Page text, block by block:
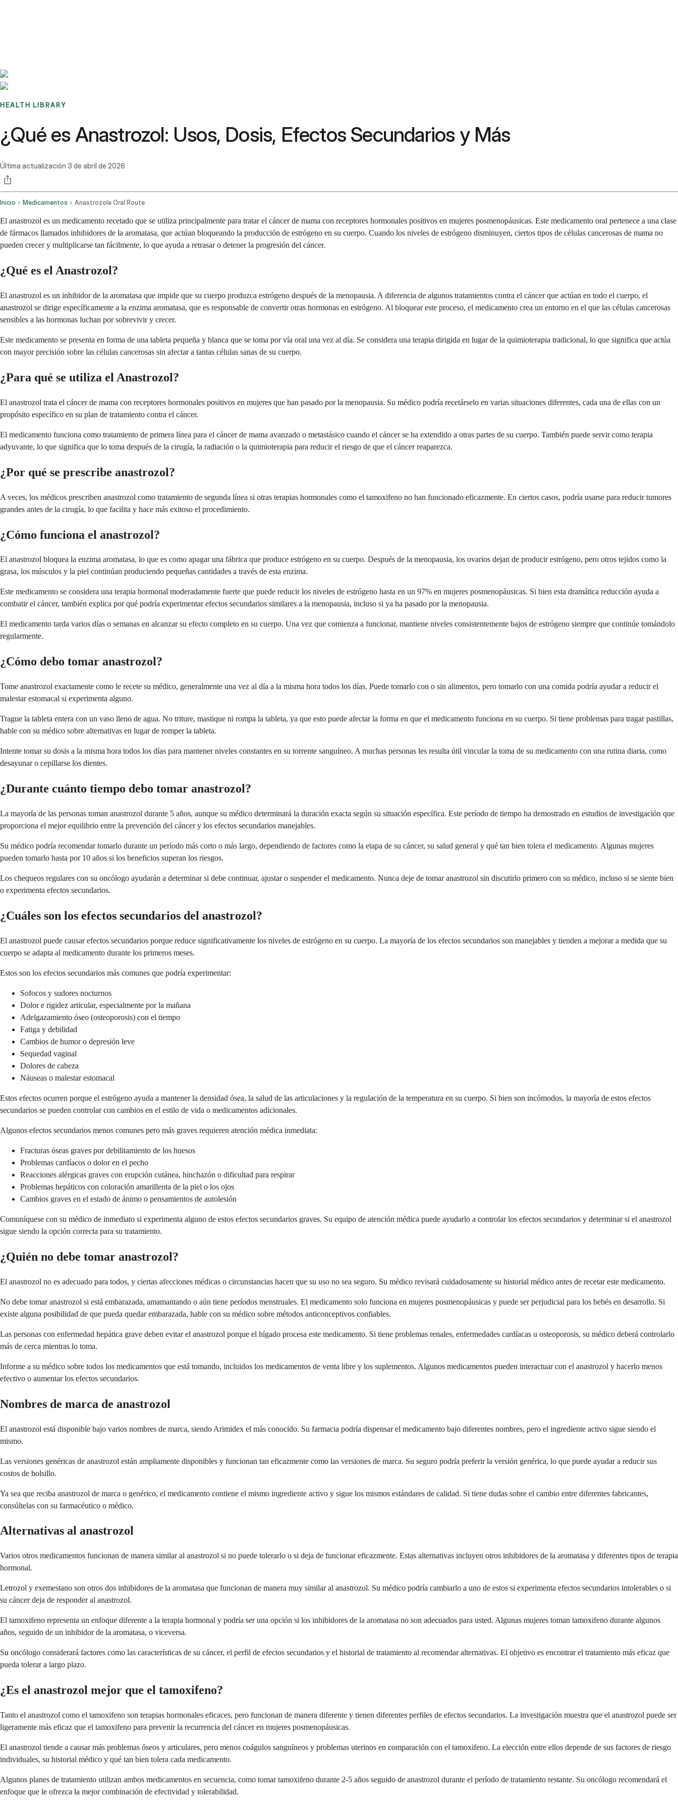
HEALTH LIBRARY
¿Qué es Anastrozol: Usos, Dosis, Efectos Secundarios y Más
Última actualización 3 de abril de 2026
Inicio Medicamentos Anastrozole Oral Route
El anastrozol es un medicamento recetado que se utiliza principalmente para tratar el cáncer de mama con receptores hormonales positivos en mujeres posmenopáusicas. Este medicamento oral pertenece a una clase
de fármacos llamados inhibidores de la aromatasa, que actúan bloqueando la producción de estrógeno en su cuerpo. Cuando los niveles de estrógeno disminuyen, ciertos tipos de células cancerosas de mama no
pueden crecer y multiplicarse tan fácilmente, lo que ayuda a retrasar o detener la progresión del cáncer.
¿Qué es el Anastrozol?
El anastrozol es un inhibidor de la aromatasa que impide que su cuerpo produzca estrógeno después de la menopausia. A diferencia de algunos tratamientos contra el cáncer que actúan en todo el cuerpo, el
anastrozol se dirige específicamente a la enzima aromatasa, que es responsable de convertir otras hormonas en estrógeno. Al bloquear este proceso, el medicamento crea un entorno en el que las células cancerosas
sensibles a las hormonas luchan por sobrevivir y crecer.
Este medicamento se presenta en forma de una tableta pequeña y blanca que se toma por vía oral una vez al día. Se considera una terapia dirigida en lugar de la quimioterapia tradicional, lo que significa que actúa
con mayor precisión sobre las células cancerosas sin afectar a tantas células sanas de su cuerpo.
¿Para qué se utiliza el Anastrozol?
El anastrozol trata el cáncer de mama con receptores hormonales positivos en mujeres que han pasado por la menopausia. Su médico podría recetárselo en varias situaciones diferentes, cada una de ellas con un
propósito específico en su plan de tratamiento contra el cáncer.
El medicamento funciona como tratamiento de primera línea para el cáncer de mama avanzado o metastásico cuando el cáncer se ha extendido a otras partes de su cuerpo. También puede servir como terapia
adyuvante, lo que significa que lo toma después de la cirugía, la radiación o la quimioterapia para reducir el riesgo de que el cáncer reaparezca.
¿Por qué se prescribe anastrozol?
A veces, los médicos prescriben anastrozol como tratamiento de segunda línea si otras terapias hormonales como el tamoxifeno no han funcionado eficazmente. En ciertos casos, podría usarse para reducir tumores
grandes antes de la cirugía, lo que facilita y hace más exitoso el procedimiento.
¿Cómo funciona el anastrozol?
El anastrozol bloquea la enzima aromatasa, lo que es como apagar una fábrica que produce estrógeno en su cuerpo. Después de la menopausia, los ovarios dejan de producir estrógeno, pero otros tejidos como la
grasa, los músculos y la piel continúan produciendo pequeñas cantidades a través de esta enzima.
Este medicamento se considera una terapia hormonal moderadamente fuerte que puede reducir los niveles de estrógeno hasta en un 97% en mujeres posmenopáusicas. Si bien esta dramática reducción ayuda a
combatir el cáncer, también explica por qué podría experimentar efectos secundarios similares a la menopausia, incluso si ya ha pasado por la menopausia.
El medicamento tarda varios días o semanas en alcanzar su efecto completo en su cuerpo. Una vez que comienza a funcionar, mantiene niveles consistentemente bajos de estrógeno siempre que continúe tomándolo
regularmente.
¿Cómo debo tomar anastrozol?
Tome anastrozol exactamente como le recete su médico, generalmente una vez al día a la misma hora todos los días. Puede tomarlo con o sin alimentos, pero tomarlo con una comida podría ayudar a reducir el
malestar estomacal si experimenta alguno.
Trague la tableta entera con un vaso lleno de agua. No triture, mastique ni rompa la tableta, ya que esto puede afectar la forma en que el medicamento funciona en su cuerpo. Si tiene problemas para tragar pastillas,
hable con su médico sobre alternativas en lugar de romper la tableta.
Intente tomar su dosis a la misma hora todos los días para mantener niveles constantes en su torrente sanguíneo. A muchas personas les resulta útil vincular la toma de su medicamento con una rutina diaria, como
desayunar o cepillarse los dientes.
¿Durante cuánto tiempo debo tomar anastrozol?
La mayoría de las personas toman anastrozol durante 5 años, aunque su médico determinará la duración exacta según su situación específica. Este período de tiempo ha demostrado en estudios de investigación que
proporciona el mejor equilibrio entre la prevención del cáncer y los efectos secundarios manejables.
Su médico podría recomendar tomarlo durante un período más corto o más largo, dependiendo de factores como la etapa de su cáncer, su salud general y qué tan bien tolera el medicamento. Algunas mujeres
pueden tomarlo hasta por 10 años si los beneficios superan los riesgos.
Los chequeos regulares con su oncólogo ayudarán a determinar si debe continuar, ajustar o suspender el medicamento. Nunca deje de tomar anastrozol sin discutirlo primero con su médico, incluso si se siente bien
o experimenta efectos secundarios.
¿Cuáles son los efectos secundarios del anastrozol?
El anastrozol puede causar efectos secundarios porque reduce significativamente los niveles de estrógeno en su cuerpo. La mayoría de los efectos secundarios son manejables y tienden a mejorar a medida que su
cuerpo se adapta al medicamento durante los primeros meses.
Estos son los efectos secundarios más comunes que podría experimentar:
Sofocos y sudores nocturnos
Dolor e rigidez articular, especialmente por la mañana
Adelgazamiento óseo (osteoporosis) con el tiempo
Fatiga y debilidad
Cambios de humor o depresión leve
Sequedad vaginal
Dolores de cabeza
Náuseas o malestar estomacal
Estos efectos ocurren porque el estrógeno ayuda a mantener la densidad ósea, la salud de las articulaciones y la regulación de la temperatura en su cuerpo. Si bien son incómodos, la mayoría de estos efectos
secundarios se pueden controlar con cambios en el estilo de vida o medicamentos adicionales.
Algunos efectos secundarios menos comunes pero más graves requieren atención médica inmediata:
Fracturas óseas graves por debilitamiento de los huesos
Problemas cardíacos o dolor en el pecho
Reacciones alérgicas graves con erupción cutánea, hinchazón o dificultad para respirar
Problemas hepáticos con coloración amarillenta de la piel o los ojos
Cambios graves en el estado de ánimo o pensamientos de autolesión
Comuníquese con su médico de inmediato si experimenta alguno de estos efectos secundarios graves. Su equipo de atención médica puede ayudarlo a controlar los efectos secundarios y determinar si el anastrozol
sigue siendo la opción correcta para su tratamiento.
¿Quién no debe tomar anastrozol?
El anastrozol no es adecuado para todos, y ciertas afecciones médicas o circunstancias hacen que su uso no sea seguro. Su médico revisará cuidadosamente su historial médico antes de recetar este medicamento.
No debe tomar anastrozol si está embarazada, amamantando o aún tiene períodos menstruales. El medicamento solo funciona en mujeres posmenopáusicas y puede ser perjudicial para los bebés en desarrollo. Si
existe alguna posibilidad de que pueda quedar embarazada, hable con su médico sobre métodos anticonceptivos confiables.
Las personas con enfermedad hepática grave deben evitar el anastrozol porque el hígado procesa este medicamento. Si tiene problemas renales, enfermedades cardíacas u osteoporosis, su médico deberá controlarlo
más de cerca mientras lo toma.
Informe a su médico sobre todos los medicamentos que está tomando, incluidos los medicamentos de venta libre y los suplementos. Algunos medicamentos pueden interactuar con el anastrozol y hacerlo menos
efectivo o aumentar los efectos secundarios.
Nombres de marca de anastrozol
El anastrozol está disponible bajo varios nombres de marca, siendo Arimidex el más conocido. Su farmacia podría dispensar el medicamento bajo diferentes nombres, pero el ingrediente activo sigue siendo el
mismo.
Las versiones genéricas de anastrozol están ampliamente disponibles y funcionan tan eficazmente como las versiones de marca. Su seguro podría preferir la versión genérica, lo que puede ayudar a reducir sus
costos de bolsillo.
Ya sea que reciba anastrozol de marca o genérico, el medicamento contiene el mismo ingrediente activo y sigue los mismos estándares de calidad. Si tiene dudas sobre el cambio entre diferentes fabricantes,
consúltelas con su farmacéutico o médico.
Alternativas al anastrozol
Varios otros medicamentos funcionan de manera similar al anastrozol si no puede tolerarlo o si deja de funcionar eficazmente. Estas alternativas incluyen otros inhibidores de la aromatasa y diferentes tipos de terapia
hormonal.
Letrozol y exemestano son otros dos inhibidores de la aromatasa que funcionan de manera muy similar al anastrozol. Su médico podría cambiarlo a uno de estos si experimenta efectos secundarios intolerables o si
su cáncer deja de responder al anastrozol.
El tamoxifeno representa un enfoque diferente a la terapia hormonal y podría ser una opción si los inhibidores de la aromatasa no son adecuados para usted. Algunas mujeres toman tamoxifeno durante algunos
años, seguido de un inhibidor de la aromatasa, o viceversa.
Su oncólogo considerará factores como las características de su cáncer, el perfil de efectos secundarios y el historial de tratamiento al recomendar alternativas. El objetivo es encontrar el tratamiento más eficaz que
pueda tolerar a largo plazo.
¿Es el anastrozol mejor que el tamoxifeno?
Tanto el anastrozol como el tamoxifeno son terapias hormonales eficaces, pero funcionan de manera diferente y tienen diferentes perfiles de efectos secundarios. La investigación muestra que el anastrozol puede ser
ligeramente más eficaz que el tamoxifeno para prevenir la recurrencia del cáncer en mujeres posmenopáusicas.
El anastrozol tiende a causar más problemas óseos y articulares, pero menos coágulos sanguíneos y problemas uterinos en comparación con el tamoxifeno. La elección entre ellos depende de sus factores de riesgo
individuales, su historial médico y qué tan bien tolera cada medicamento.
Algunos planes de tratamiento utilizan ambos medicamentos en secuencia, como tomar tamoxifeno durante 2-5 años seguido de anastrozol durante el período de tratamiento restante. Su oncólogo recomendará el
enfoque que le ofrezca la mejor combinación de efectividad y tolerabilidad.